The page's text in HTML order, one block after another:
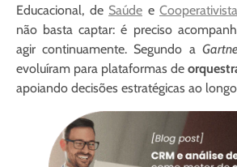
Educacional, de Saúde e Cooperativista
não basta captar: é preciso
agir continuamente. Segundo a
evoluíram para plataformas de
apoiando decisões estratégicas ao